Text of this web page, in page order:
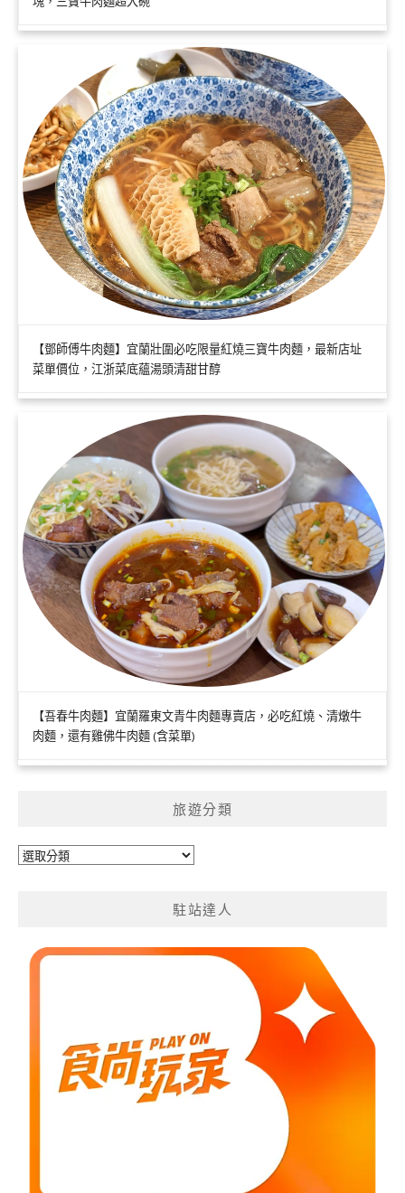
【鄧師傅牛肉麵】宜蘭壯圍必吃限量紅燒三寶牛肉麵，最新店址
菜單價位，江浙菜底蘊湯頭清甜甘醇
【吾春牛肉麵】宜蘭羅東文青牛肉麵專賣店，必吃紅燒、清燉牛
肉麵，還有雞佛牛肉麵 (含菜單)
旅遊分類
旅
駐站達人